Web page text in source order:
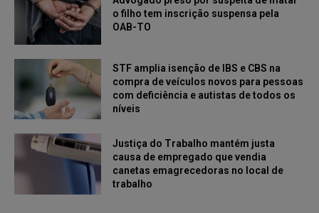
o filho tem inscrição suspensa pela
OAB-TO
STF amplia isenção de IBS e CBS na
compra de veículos novos para pessoas
com deficiência e autistas de todos os
níveis
Justiça do Trabalho mantém justa
causa de empregado que vendia
canetas emagrecedoras no local de
trabalho